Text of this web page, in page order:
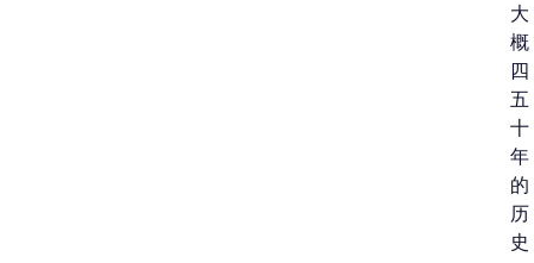
大
概
四
五
十
年
的
历
史